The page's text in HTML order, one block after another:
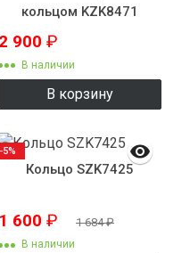
кольцом KZK8471
2 900 ₽
В наличии
В корзину
Кольцо SZK7425
1 600 ₽ 1 684₽
В наличии
-5%